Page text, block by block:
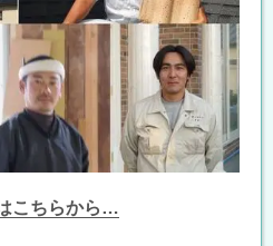
こちらから…